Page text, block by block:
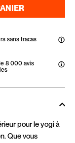
sans tracas
8 000 avis
pour le yogi à
Que vous